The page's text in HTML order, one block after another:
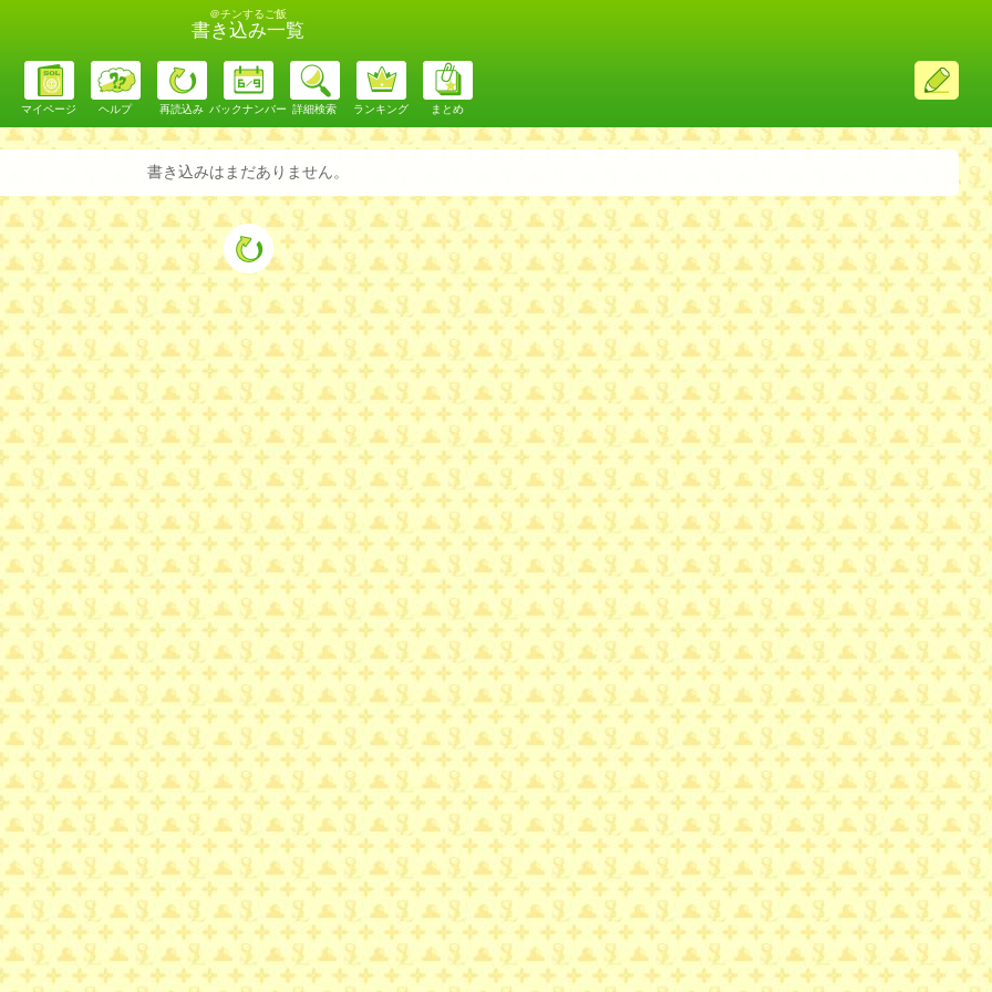
＠チンするご飯
書き込み一覧
ス
レ
投
マイページ ヘルプ 再読込み バックナンバー 詳細検索 ランキング まとめ
書き込みはまだありません。